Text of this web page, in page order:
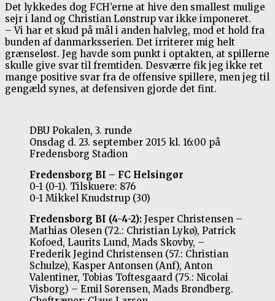
Det lykkedes dog FCH’erne at hive den smallest mulige
sejr i land og Christian Lønstrup var ikke imponeret.
– Vi har et skud på mål i anden halvleg, mod et hold fra
bunden af danmarksserien. Det irriterer mig helt
grænseløst. Jeg havde som punkt i optakten, at spillerne
skulle give svar til fremtiden. Desværre fik jeg ikke ret
mange positive svar fra de offensive spillere, men jeg til
gengæld synes, at defensiven gjorde det fint.
DBU Pokalen, 3. runde
Onsdag d. 23. september 2015 kl. 16:00 på
Fredensborg Stadion
Fredensborg BI – FC Helsingør
0-1 (0-1). Tilskuere: 876
0-1 Mikkel Knudstrup (30)
Fredensborg BI (4-4-2): Jesper Christensen –
Mathias Olesen (72.: Christian Lykø), Patrick
Kofoed, Laurits Lund, Mads Skovby, –
Frederik Jegind Christensen (57.: Christian
Schulze), Kasper Antonsen (Anf), Anton
Valentiner, Tobias Toftesgaard (75.: Nicolai
Visborg) – Emil Sørensen, Mads Brøndberg.